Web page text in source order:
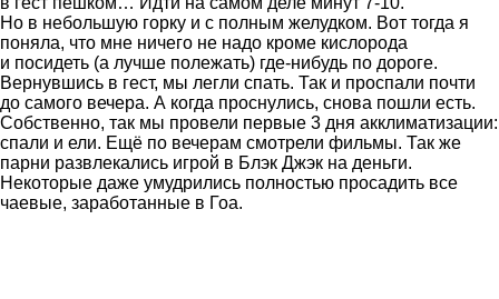
Но в небольшую горку и с полным желудком. Вот тогда я
поняла, что мне ничего не надо кроме кислорода
и посидеть (а лучше полежать) где-нибудь по дороге.
Вернувшись в гест, мы легли спать. Так и проспали почти
до самого вечера. А когда проснулись, снова пошли есть.
Собственно, так мы провели первые 3 дня акклиматизации:
спали и ели. Ещё по вечерам смотрели фильмы. Так же
парни развлекались игрой в Блэк Джэк на деньги.
Некоторые даже умудрились полностью просадить все
чаевые, заработанные в Гоа.